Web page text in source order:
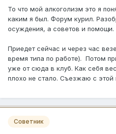
То что мой алкоголизм это я
каким я был. Форум курил.
осуждения, а советов и помощи.
Приедет сейчас и через час
время типа по работе). Потом
уже от сюда в клуб. Как себя
плохо не стало. Съезжаю с этой
Советник